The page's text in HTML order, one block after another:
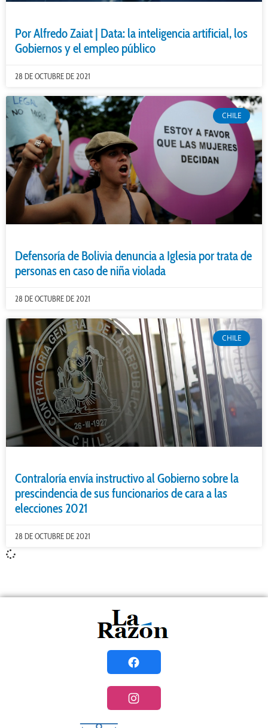
Por Alfredo Zaiat | Data: la inteligencia artificial, los
Gobiernos y el empleo público
28 DE OCTUBRE DE 2021
CHILE
Defensoría de Bolivia denuncia a Iglesia por trata de
personas en caso de niña violada
28 DE OCTUBRE DE 2021
CHILE
Contraloría envía instructivo al Gobierno sobre la
prescindencia de sus funcionarios de cara a las
elecciones 2021
28 DE OCTUBRE DE 2021